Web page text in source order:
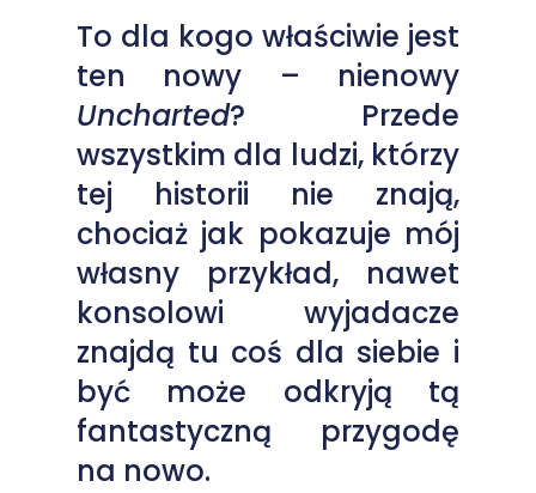
To dla kogo właściwie jest
ten nowy – nienowy
Uncharted? Przede
wszystkim dla ludzi, którzy
tej historii nie znają,
chociaż jak pokazuje mój
własny przykład, nawet
konsolowi wyjadacze
znajdą tu coś dla siebie i
być może odkryją tą
fantastyczną przygodę
na nowo.